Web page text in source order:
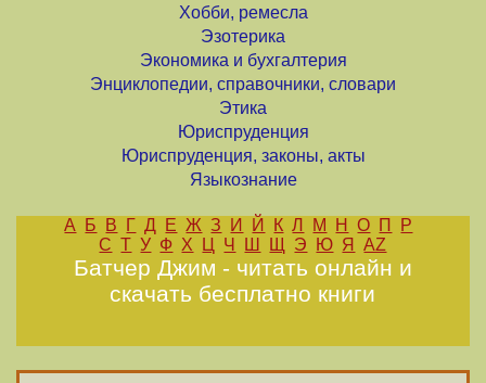
Хобби, ремесла
Эзотерика
Экономика и бухгалтерия
Энциклопедии, справочники, словари
Этика
Юриспруденция
Юриспруденция, законы, акты
Языкознание
А Б В Г Д Е Ж З И Й К Л М Н О П
Р
С Т У Ф Х Ц Ч Ш Щ Э Ю Я AZ
Батчер Джим - читать онлайн и
скачать бесплатно книги